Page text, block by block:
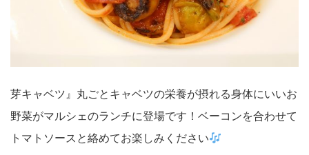
芽キャベツ』丸ごとキャベツの栄養が摂れる身体にいいお
野菜がマルシェのランチに登場です！ベーコンを合わせて
トマトソースと絡めてお楽しみください